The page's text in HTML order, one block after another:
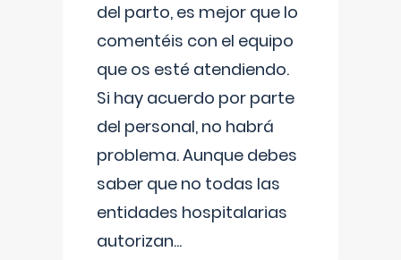
del parto, es mejor que lo
comentéis con el equipo
que os esté atendiendo.
Si hay acuerdo por parte
del personal, no habrá
problema. Aunque debes
saber que no todas las
entidades hospitalarias
autorizan...